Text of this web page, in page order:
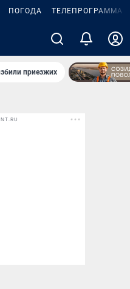
ПОГОДА ТЕЛЕПРОГРАММА
приезжих